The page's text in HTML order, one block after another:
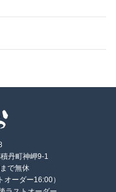
丹町神岬9-1
で無休
ーダー16:00）